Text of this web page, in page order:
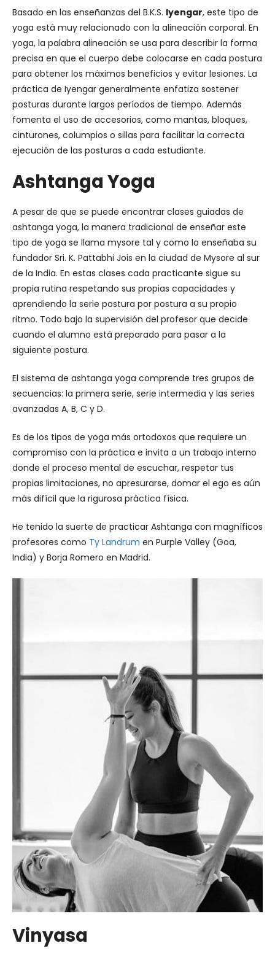
Basado en las enseñanzas del B.K.S. Iyengar, este tipo de
yoga está muy relacionado con la alineación corporal. En
yoga, la palabra alineación se usa para describir la forma
precisa en que el cuerpo debe colocarse en cada postura
para obtener los máximos beneficios y evitar lesiones. La
práctica de Iyengar generalmente enfatiza sostener
posturas durante largos períodos de tiempo. Además
fomenta el uso de accesorios, como mantas, bloques,
cinturones, columpios o sillas para facilitar la correcta
ejecución de las posturas a cada estudiante.
Ashtanga Yoga
A pesar de que se puede encontrar clases guiadas de
ashtanga yoga, la manera tradicional de enseñar este
tipo de yoga se llama mysore tal y como lo enseñaba su
fundador Sri. K. Pattabhi Jois en la ciudad de Mysore al sur
de la India. En estas clases cada practicante sigue su
propia rutina respetando sus propias capacidades y
aprendiendo la serie postura por postura a su propio
ritmo. Todo bajo la supervisión del profesor que decide
cuando el alumno está preparado para pasar a la
siguiente postura.
El sistema de ashtanga yoga comprende tres grupos de
secuencias: la primera serie, serie intermedia y las series
avanzadas A, B, C y D.
Es de los tipos de yoga más ortodoxos que requiere un
compromiso con la práctica e invita a un trabajo interno
donde el proceso mental de escuchar, respetar tus
propias limitaciones, no apresurarse, domar el ego es aún
más difícil que la rigurosa práctica física.
He tenido la suerte de practicar Ashtanga con magníficos
profesores como Ty Landrum en Purple Valley (Goa,
India) y Borja Romero en Madrid.
Vinyasa